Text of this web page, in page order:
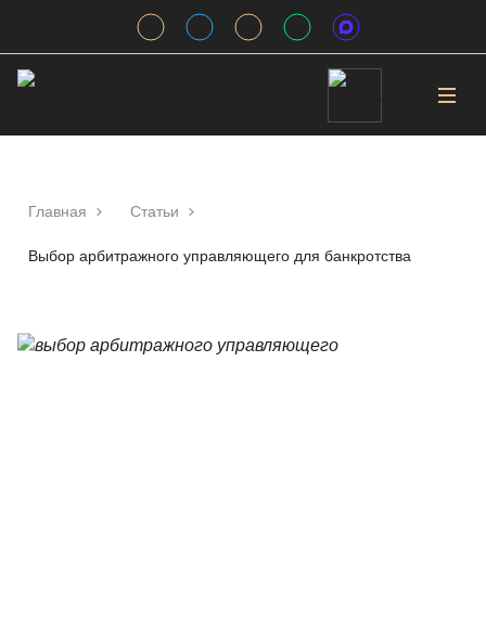
Главная Статьи
Выбор арбитражного управляющего для банкротства